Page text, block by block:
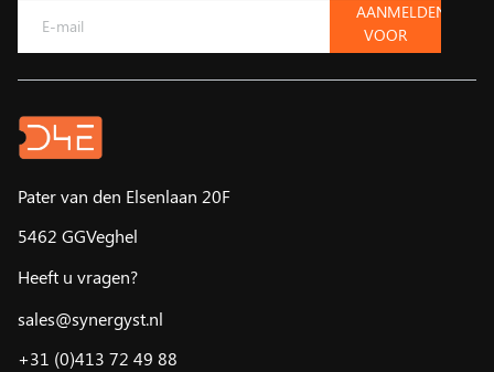
AANMELDEN
VOOR
DE
NIEUWSBRIEF
Pater van den Elsenlaan 20F
5462 GGVeghel
Heeft u vragen?
sales@synergyst.nl
+31 (0)413 72 49 88